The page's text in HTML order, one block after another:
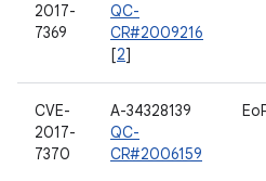
2017-
7369
QC-
CR#2009216
[2]
CVE-
2017-
7370
A-34328139
QC-
CR#2006159